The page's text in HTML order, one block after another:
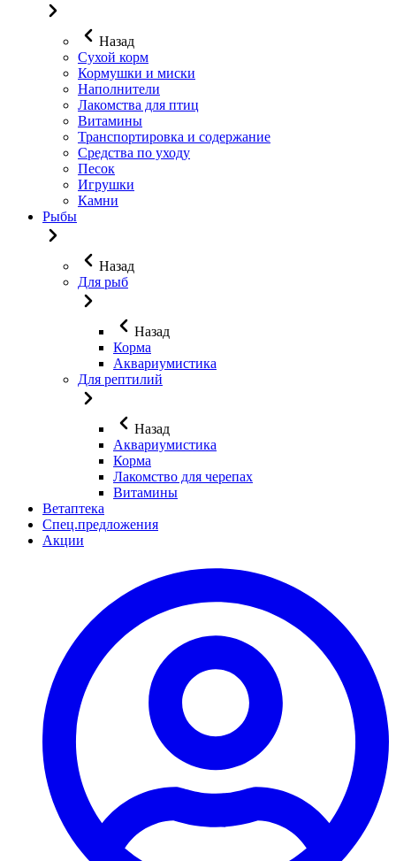
Назад
Сухой корм
Кормушки и миски
Наполнители
Лакомства для птиц
Витамины
Транспортировка и содержание
Средства по уходу
Песок
Игрушки
Камни
Рыбы
Назад
Для рыб
Назад
Корма
Аквариумистика
Для рептилий
Назад
Аквариумистика
Корма
Лакомство для черепах
Витамины
Ветаптека
Спец.предложения
Акции